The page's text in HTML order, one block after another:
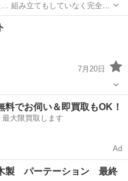
組み立てもしていなく完全新
RAKU ベビーゲー
能 穴開け不要 突っ張りタイ
7月20日
料でお伺い＆即買取もOK！
大限買取します
Ad
製 パーテーション 最終